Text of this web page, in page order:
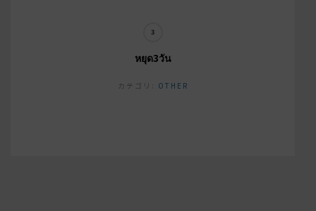
หยุด3วัน
カテゴリ: OTHER